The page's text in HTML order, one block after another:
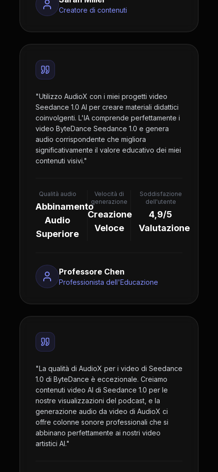
Creatore di contenuti
"Utilizzo AudioX con i miei progetti video
Seedance 1.0 AI per creare materiali didattici
coinvolgenti. L'IA comprende perfettamente i
video ByteDance Seedance 1.0 e genera
audio corrispondente che migliora
significativamente il valore educativo dei miei
contenuti visivi."
Qualità audio
Abbinamento
Audio
Superiore
Velocità di
generazione
Creazione
Veloce
Soddisfazione
dell'utente
4,9/5
Valutazione
Professore Chen
Professionista dell'Educazione
"La qualità di AudioX per i video di Seedance
1.0 di ByteDance è eccezionale. Creiamo
contenuti video AI di Seedance 1.0 per le
nostre visualizzazioni del podcast, e la
generazione audio da video di AudioX ci
offre colonne sonore professionali che si
abbinano perfettamente ai nostri video
artistici AI."